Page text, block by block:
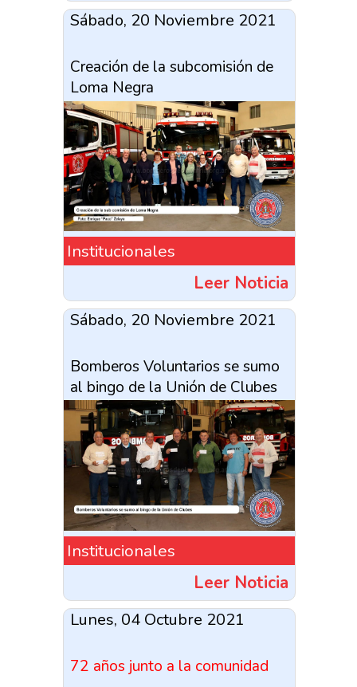
Sábado, 20 Noviembre 2021
Creación de la subcomisión de
Loma Negra
Institucionales
Leer Noticia
Sábado, 20 Noviembre 2021
Bomberos Voluntarios se sumo
al bingo de la Unión de Clubes
Institucionales
Leer Noticia
Lunes, 04 Octubre 2021
72 años junto a la comunidad